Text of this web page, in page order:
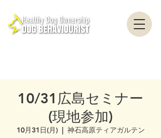
10/31広島セミナー
(現地参加)
10月31日(月)
  |
神石高原ティアガルテン